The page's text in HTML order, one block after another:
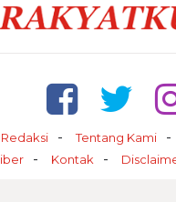
Redaksi Tentang Kami
Kontak